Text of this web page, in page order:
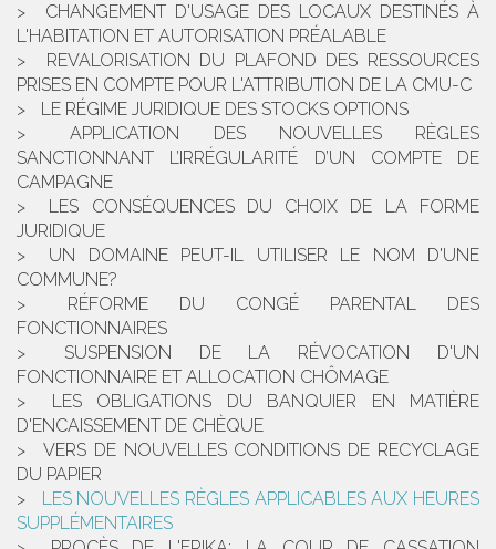
CHANGEMENT D'USAGE DES LOCAUX DESTINÉS À
L'HABITATION ET AUTORISATION PRÉALABLE
REVALORISATION DU PLAFOND DES RESSOURCES
PRISES EN COMPTE POUR L'ATTRIBUTION DE LA CMU-C
LE RÉGIME JURIDIQUE DES STOCKS OPTIONS
APPLICATION DES NOUVELLES RÈGLES
SANCTIONNANT L’IRRÉGULARITÉ D’UN COMPTE DE
CAMPAGNE
LES CONSÉQUENCES DU CHOIX DE LA FORME
JURIDIQUE
UN DOMAINE PEUT-IL UTILISER LE NOM D'UNE
COMMUNE?
RÉFORME DU CONGÉ PARENTAL DES
FONCTIONNAIRES
SUSPENSION DE LA RÉVOCATION D'UN
FONCTIONNAIRE ET ALLOCATION CHÔMAGE
LES OBLIGATIONS DU BANQUIER EN MATIÈRE
D'ENCAISSEMENT DE CHÈQUE
VERS DE NOUVELLES CONDITIONS DE RECYCLAGE
DU PAPIER
LES NOUVELLES RÈGLES APPLICABLES AUX HEURES
SUPPLÉMENTAIRES